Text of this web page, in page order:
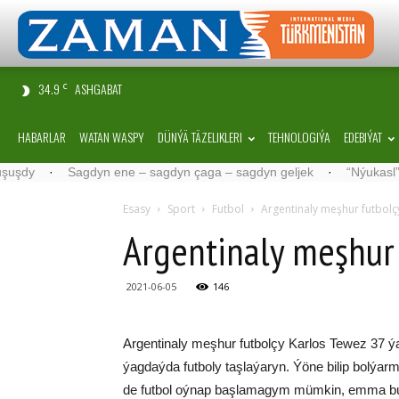
34.9 C ASHGABAT
HABARLAR WATAN WASPY DÜNÝÄ TÄZELIKLERI TEHNOLOGIÝA EDEBIÝAT
· Sagdyn ene – sagdyn çaga – sagdyn geljek · “Nýukasl”
Esasy Sport Futbol Argentinaly meşhur
Argentinaly
2021-06-05 146
Argentinaly meşhur futbolçy Karlos Tewez 37
ýagdaýda futboly taşlaýaryn. Ýöne bilip
de futbol oýnap başlamagym mümkin, emma